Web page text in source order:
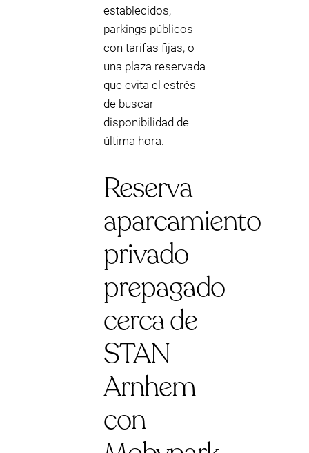
establecidos,
parkings públicos
con tarifas fijas, o
una plaza reservada
que evita el estrés
de buscar
disponibilidad de
última hora.
Reserva
aparcamiento
privado
prepagado
cerca de
STAN
Arnhem
con